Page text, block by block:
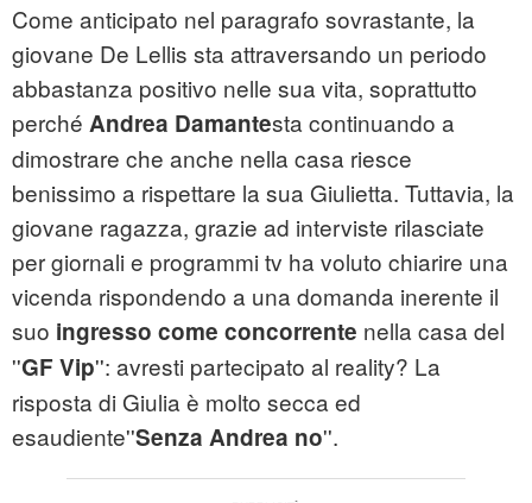
Come anticipato nel paragrafo sovrastante, la
giovane De Lellis sta attraversando un periodo
abbastanza positivo nelle sua vita, soprattutto
perché Andrea Damantesta continuando a
dimostrare che anche nella casa riesce
benissimo a rispettare la sua Giulietta. Tuttavia, la
giovane ragazza, grazie ad interviste rilasciate
per giornali e programmi tv ha voluto chiarire una
vicenda rispondendo a una domanda inerente il
suo ingresso come concorrente nella casa del
''GF Vip'': avresti partecipato al reality? La
risposta di Giulia è molto secca ed
esaudiente''Senza Andrea no''.